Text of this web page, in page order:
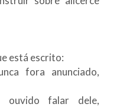
está escrito:
fora anunciado,
ouvido falar dele,